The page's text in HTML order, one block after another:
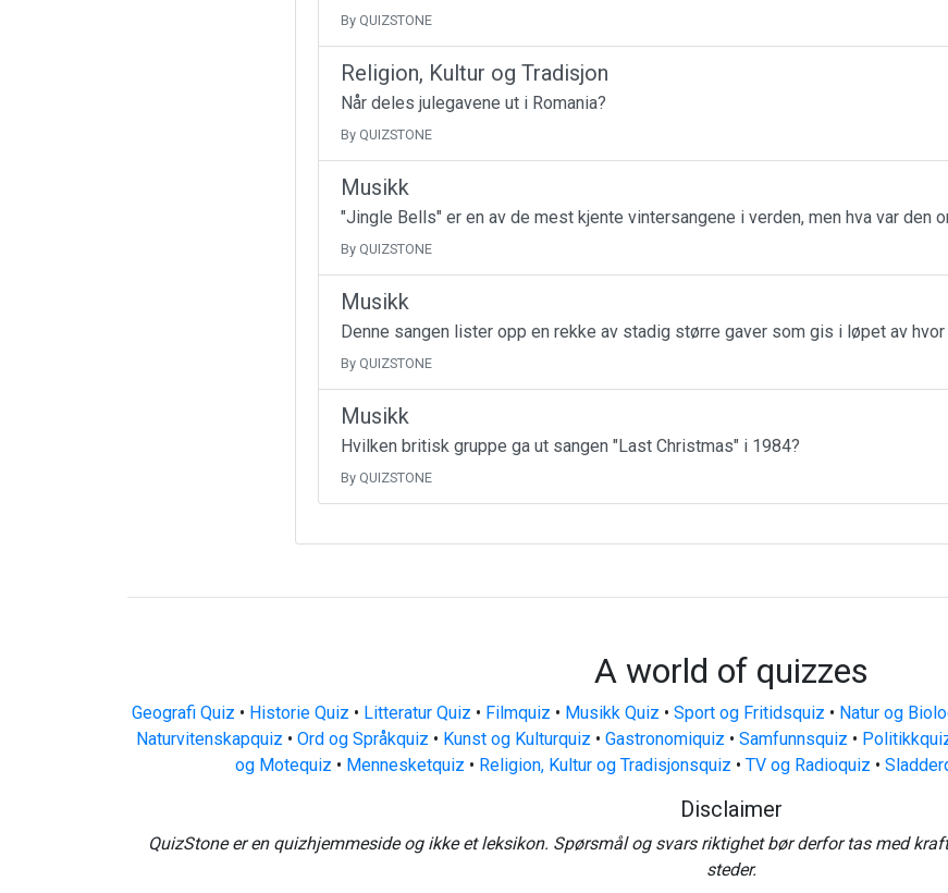
By QUIZSTONE
Religion, Kultur og Tradisjon
Når deles julegavene ut i Romania?
By QUIZSTONE
Musikk
"Jingle Bells" er en av de mest kjente vintersangene i verden, men hva var den
By QUIZSTONE
Musikk
Denne sangen lister opp en rekke av stadig større gaver som gis i løpet av hvor
By QUIZSTONE
Musikk
Hvilken britisk gruppe ga ut sangen "Last Christmas" i 1984?
By QUIZSTONE
A world of quizzes
Geografi Quiz • Historie Quiz • Litteratur Quiz • Filmquiz • Musikk Quiz • Sport og Fritidsquiz • Natur og
Naturvitenskapquiz • Ord og Språkquiz • Kunst og Kulturquiz • Gastronomiquiz • Samfunnsquiz •
og Motequiz • Mennesketquiz • Religion, Kultur og Tradisjonsquiz • TV og Radioquiz •
Disclaimer
QuizStone er en quizhjemmeside og ikke et leksikon. Spørsmål og svars riktighet bør derfor tas med
steder.